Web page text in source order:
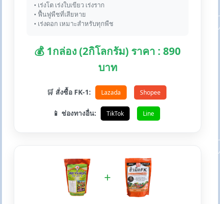
• เร่งโต เร่งใบเขียว เร่งราก
• ฟื้นฟูพืชที่เสียหาย
• เร่งดอก เหมาะสำหรับทุกพืช
💰 1กล่อง (2กิโลกรัม) ราคา : 890
บาท
🛒 สั่งซื้อ FK-1: Lazada Shopee
📱 ช่องทางอื่น: TikTok Line
+